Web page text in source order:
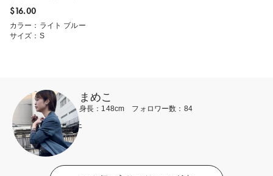
$‌16.00
カラー：ライト ブルー
サイズ：S
まめこ
身長：148cm フォロワー数：84
-